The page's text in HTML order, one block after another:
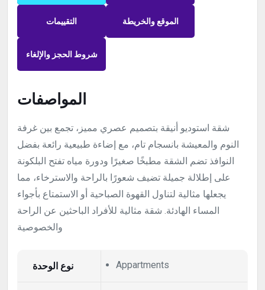
التقييمات الموقع والخريطة
شروط الحجز والإلغاء
المواصفات
شقة استوديو أنيقة بتصميم عصري مميز، تجمع بين غرفة
النوم والمعيشة بانسجام تام، مع إضاءة طبيعية رائعة بفضل
النوافذ تضم الشقة مطبخًا صغيرًا ودورة مياه تفتح البلكونة
على إطلالة جميلة تضيف شعورًا بالراحة والاسترخاء، مما
يجعلها مثالية لتناول القهوة الصباحية أو الاستمتاع بأجواء
المساء الهادئة. شقة مثالية للأفراد الباحثين عن الراحة
والخصوصية
نوع الوحدة Appartments